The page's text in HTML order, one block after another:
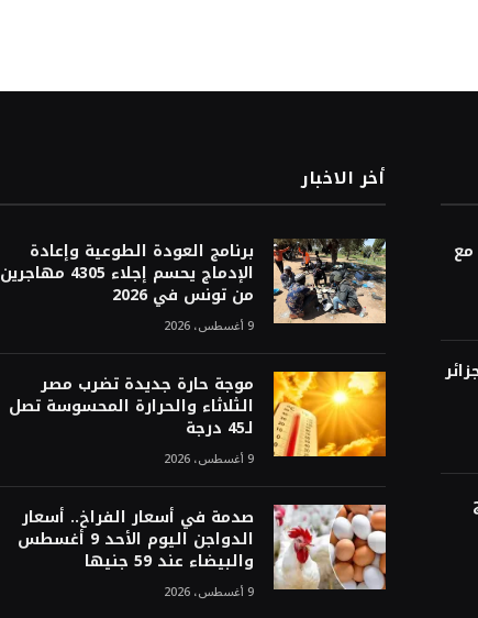
مع
أخر الاخبار
برنامج العودة الطوعية وإعادة
الإدماج يحسم إجلاء 4305 مهاجرين
من تونس في 2026
9 أغسطس، 2026
موجة حارة جديدة تضرب مصر
الثلاثاء والحرارة المحسوسة تصل
لـ45 درجة
9 أغسطس، 2026
صدمة في أسعار الفراخ.. أسعار
الدواجن اليوم الأحد 9 أغسطس
والبيضاء عند 59 جنيها
9 أغسطس، 2026